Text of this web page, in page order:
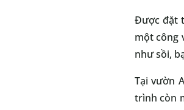
Được đặt
một công
như sồi,
Tại vườn
trình còn